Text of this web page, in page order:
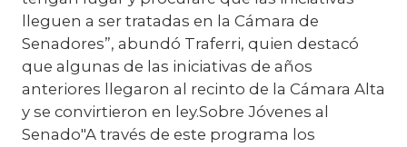
lleguen a ser tratadas en la Cámara de
Senadores”, abundó Traferri, quien destacó
que algunas de las iniciativas de años
anteriores llegaron al recinto de la Cámara Alta
y se convirtieron en ley.Sobre Jóvenes al
Senado"A través de este programa los